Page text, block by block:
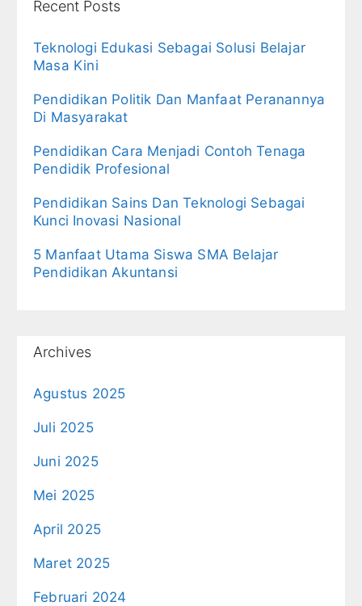
Recent Posts
Teknologi Edukasi Sebagai Solusi Belajar
Masa Kini
Pendidikan Politik Dan Manfaat Peranannya
Di Masyarakat
Pendidikan Cara Menjadi Contoh Tenaga
Pendidik Profesional
Pendidikan Sains Dan Teknologi Sebagai
Kunci Inovasi Nasional
5 Manfaat Utama Siswa SMA Belajar
Pendidikan Akuntansi
Archives
Agustus 2025
Juli 2025
Juni 2025
Mei 2025
April 2025
Maret 2025
Februari 2024